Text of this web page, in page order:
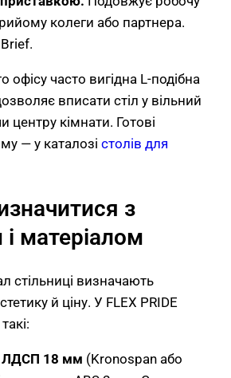
колеги або партнера.
часто вигідна L-подібна
вписати стіл у вільний
центру кімнати. Готові
— у каталозістолів для
з
матеріалом
стільниці визначають
й ціну. У FLEX PRIDE
ЛДСП 18 мм (Kronospan або